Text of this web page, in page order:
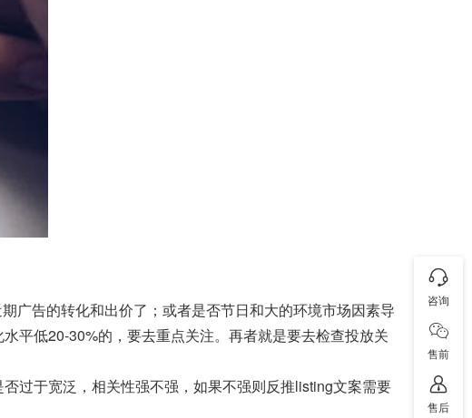
广告的转化和出价了；或者是否节日和大的环境市场因素导
平低20-30%的，要去重点关注。再者就是要去检查投放关
过于宽泛，相关性强不强，如果不强则反推listing文案需要
咨询
售前
售后